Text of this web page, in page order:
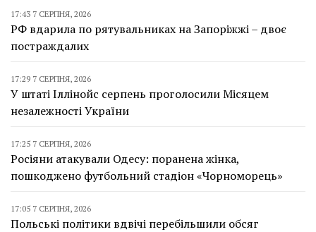
17:43 7 СЕРПНЯ, 2026
РФ вдарила по рятувальниках на Запоріжжі – двоє
постраждалих
17:29 7 СЕРПНЯ, 2026
У штаті Іллінойс серпень проголосили Місяцем
незалежності України
17:25 7 СЕРПНЯ, 2026
Росіяни атакували Одесу: поранена жінка,
пошкоджено футбольний стадіон «Чорноморець»
17:05 7 СЕРПНЯ, 2026
Польські політики вдвічі перебільшили обсяг